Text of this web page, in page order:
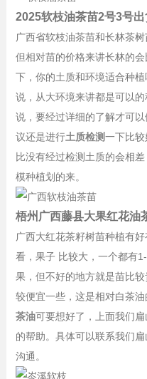
2025软枝油茶苗2号3号出
广西省软枝油茶苗和长林茶
但相对苗的价格来讲长林的
下，你的土质和环境适合种
说，从大环境来讲都是可以
说，要经过详细的了解才可
议还是进行土质检测一下比
比没有经过检测土质的会相
模种植划的来。
梧州广西藤县大果红花油
广西大红花茶籽树苗种植有
看，果子 比较大，一个都有
果，但不好的地方就是苗比
较便宜一些，这是相对白茶
茶油可要想好了，上面我们
的帮助。具体可以联系我们
沟通。